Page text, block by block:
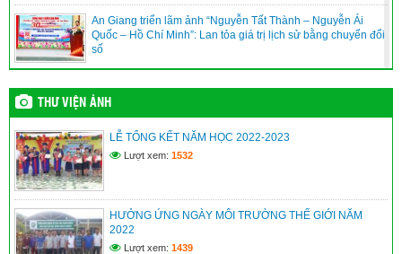
An Giang triển lãm ảnh “Nguyễn Tất Thành – Nguyễn Ái
Quốc – Hồ Chí Minh”: Lan tỏa giá trị lịch sử bằng chuyển đổi
số
(09/06/2026)
Vĩnh Bình nâng cao năng lực quản trị, điều hành của đội ngũ
(09/06/2026)
XÃ VĨNH BÌNH TỔ CHỨC TRIỂN LÃM ẢNH KỶ NIỆM 115
NĂM NGÀY BÁC HỒ RA ĐI TÌM ĐƯỜNG CỨU NƯỚC
(09/06/2026)
An Giang: Cán bộ, người dân học tập, noi theo gương Bác
từ “Không gian văn hóa Hồ Chí Minh”
THƯ VIỆN ẢNH
LỄ TỔNG KẾT NĂM HỌC 2022-2023
Lượt xem: 1532
HƯỞNG ỨNG NGÀY MÔI TRƯỜNG THẾ GIỚI NĂM
2022
Lượt xem: 1439